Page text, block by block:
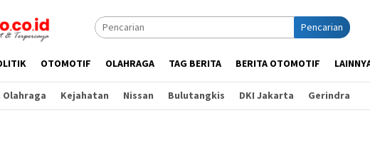
Pencarian
OTOMOTIF OLAHRAGA TAG BERITA BERITA OTOMOTIF
Kejahatan Nissan Bulutangkis DKI Jakarta Gerindra